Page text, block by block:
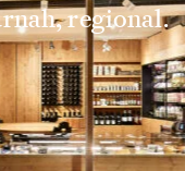
regional.